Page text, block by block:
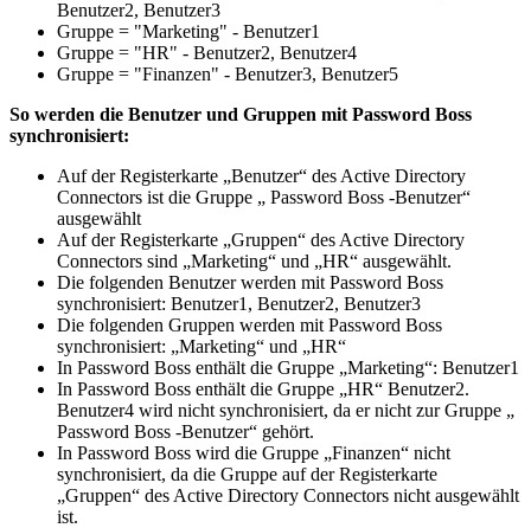
Benutzer2, Benutzer3
Gruppe = "Marketing" - Benutzer1
Gruppe = "HR" - Benutzer2, Benutzer4
Gruppe = "Finanzen" - Benutzer3, Benutzer5
So werden die Benutzer und Gruppen mit Password Boss
synchronisiert:
Auf der Registerkarte „Benutzer“ des Active Directory
Connectors ist die Gruppe „ Password Boss -Benutzer“
ausgewählt
Auf der Registerkarte „Gruppen“ des Active Directory
Connectors sind „Marketing“ und „HR“ ausgewählt.
Die folgenden Benutzer werden mit Password Boss
synchronisiert: Benutzer1 , Benutzer2, Benutzer3
Die folgenden Gruppen werden mit Password Boss
synchronisiert: „Marketing“ und „HR“
In Password Boss enthält die Gruppe „Marketing“: Benutzer1
In Password Boss enthält die Gruppe „HR“ Benutzer2.
Benutzer4 wird nicht synchronisiert, da er nicht zur Gruppe „
Password Boss -Benutzer“ gehört.
In Password Boss wird die Gruppe „Finanzen“ nicht
synchronisiert, da die Gruppe auf der Registerkarte
„Gruppen“ des Active Directory Connectors nicht ausgewählt
ist.